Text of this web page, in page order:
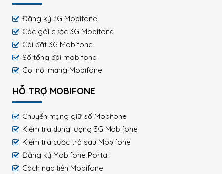
Đăng ký 3G Mobifone
Các gói cước 3G Mobifone
Cài đặt 3G Mobifone
Số tổng đài mobifone
Gọi nội mạng Mobifone
HỖ TRỢ MOBIFONE
Chuyển mạng giữ số Mobifone
Kiểm tra dung lượng 3G Mobifone
Kiểm tra cước trả sau Mobifone
Đăng ký Mobifone Portal
Cách nạp tiền Mobifone